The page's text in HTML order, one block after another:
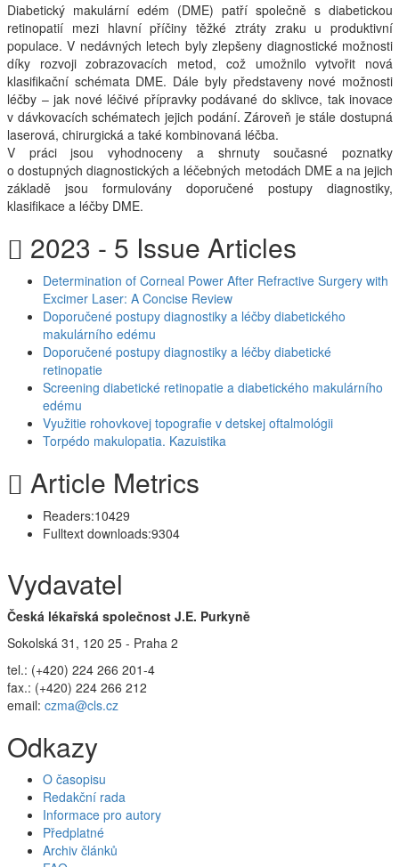
Diabetický makulární edém (DME) patří společně s diabetickou
retinopatií mezi hlavní příčiny těžké ztráty zraku u produktivní
populace. V nedávných letech byly zlepšeny diagnostické možnosti
díky rozvoji zobrazovacích metod, což umožnilo vytvořit nová
klasifikační schémata DME. Dále byly představeny nové možnosti
léčby – jak nové léčivé přípravky podávané do sklivce, tak inovace
v dávkovacích schématech jejich podání. Zároveň je stále dostupná
laserová, chirurgická a také kombinovaná léčba.
V práci jsou vyhodnoceny a shrnuty současné poznatky
o dostupných diagnostických a léčebných metodách DME a na jejich
základě jsou formulovány doporučené postupy diagnostiky,
klasifikace a léčby DME.
2023 - 5 Issue Articles
Determination of Corneal Power After Refractive Surgery with
Excimer Laser: A Concise Review
Doporučené postupy diagnostiky a léčby diabetického
makulárního edému
Doporučené postupy diagnostiky a léčby diabetické
retinopatie
Screening diabetické retinopatie a diabetického makulárního
edému
Využitie rohovkovej topografie v detskej oftalmológii
Torpédo makulopatia. Kazuistika
Article Metrics
Readers:10429
Fulltext downloads:9304
Vydavatel
Česká lékařská společnost J.E. Purkyně
Sokolská 31, 120 25 - Praha 2
tel.: (+420) 224 266 201-4
fax.: (+420) 224 266 212
email: czma@cls.cz
Odkazy
O časopisu
Redakční rada
Informace pro autory
Předplatné
Archiv článků